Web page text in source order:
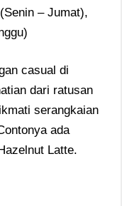
– Jumat),
casual di
dari ratusan
serangkaian
ada
Latte.